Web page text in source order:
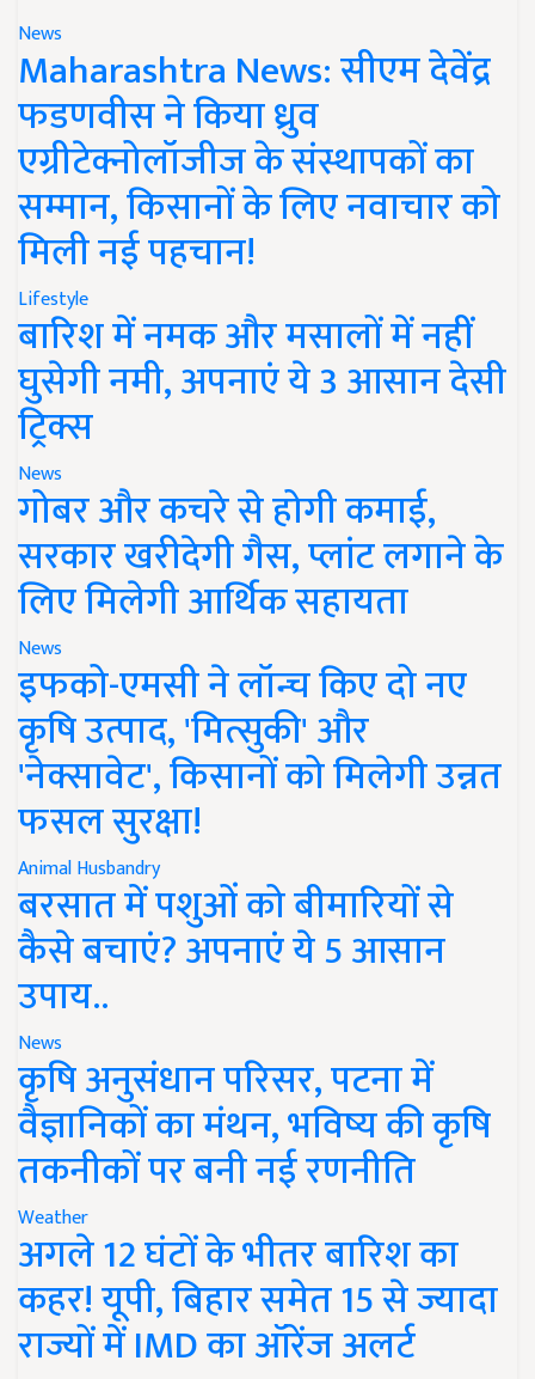
News
Maharashtra News: सीएम देवेंद्र
फडणवीस ने किया ध्रुव
एग्रीटेक्नोलॉजीज के संस्थापकों का
सम्मान, किसानों के लिए नवाचार को
मिली नई पहचान!
Lifestyle
बारिश में नमक और मसालों में नहीं
घुसेगी नमी, अपनाएं ये 3 आसान देसी
ट्रिक्स
News
गोबर और कचरे से होगी कमाई,
सरकार खरीदेगी गैस, प्लांट लगाने के
लिए मिलेगी आर्थिक सहायता
News
इफको-एमसी ने लॉन्च किए दो नए
कृषि उत्पाद, 'मित्सुकी' और
'नेक्सावेट', किसानों को मिलेगी उन्नत
फसल सुरक्षा!
Animal Husbandry
बरसात में पशुओं को बीमारियों से
कैसे बचाएं? अपनाएं ये 5 आसान
उपाय..
News
कृषि अनुसंधान परिसर, पटना में
वैज्ञानिकों का मंथन, भविष्य की कृषि
तकनीकों पर बनी नई रणनीति
Weather
अगले 12 घंटों के भीतर बारिश का
कहर! यूपी, बिहार समेत 15 से ज्यादा
राज्यों में IMD का ऑरेंज अलर्ट